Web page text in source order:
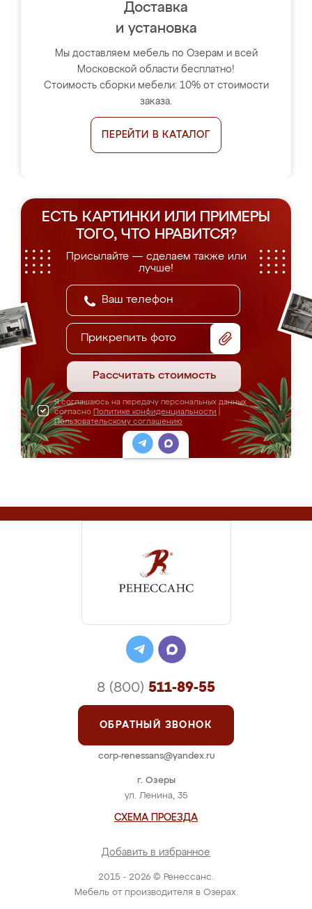
Доставка
и установка
Мы доставляем мебель по Озерам и всей
Московской области бесплатно!
Стоимость сборки мебели: 10% от стоимости
заказа.
ПЕРЕЙТИ В КАТАЛОГ
ЕСТЬ КАРТИНКИ ИЛИ ПРИМЕРЫ
ТОГО, ЧТО НРАВИТСЯ?
Присылайте — сделаем также или
лучше!
Прикрепить фото
Рассчитать стоимость
Я соглашаюсь на передачу персональных данных
согласно Политике конфиденциальности
Пользовательскому соглашению
2015 - 2026 © Ренессанс.
Мебель от производителя в Озерах.
г. Озеры
ул. Ленина, 35
СХЕМА ПРОЕЗДА
Добавить в избранное
8 (800) 511-89-55
ОБРАТНЫЙ ЗВОНОК
corp-renessans@yandex.ru